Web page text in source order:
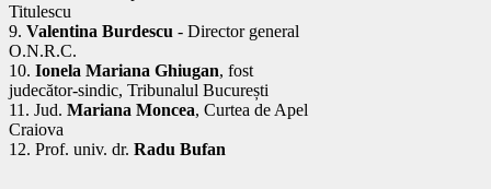
Titulescu
9. Valentina Burdescu - Director general
O.N.R.C.
10. Ionela Mariana Ghiugan, fost
judecător-sindic, Tribunalul București
11. Jud. Mariana Moncea, Curtea de Apel
Craiova
12. Prof. univ. dr. Radu Bufan